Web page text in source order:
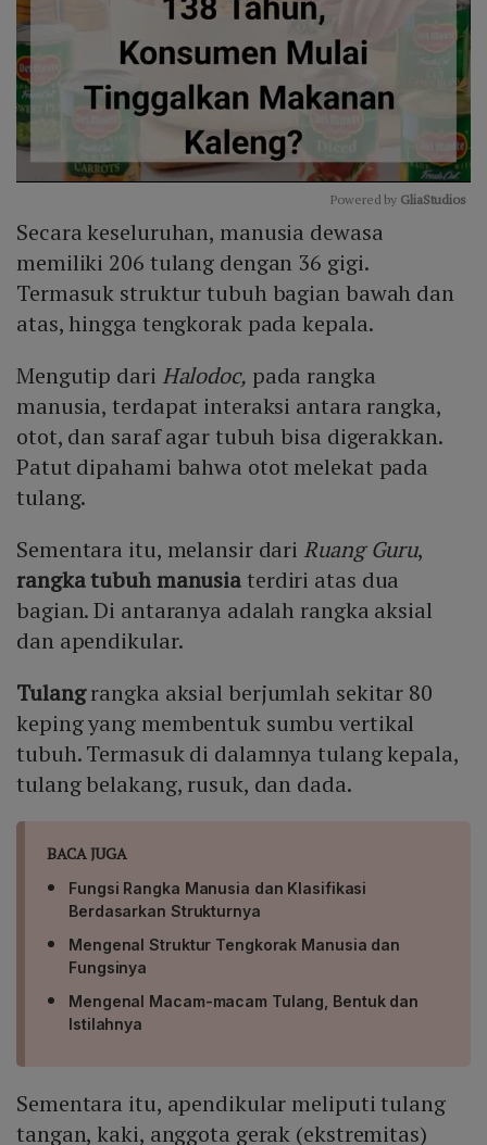
Powered by GliaStudios
Secara keseluruhan, manusia dewasa
memiliki 206 tulang dengan 36 gigi.
Termasuk struktur tubuh bagian bawah dan
atas, hingga tengkorak pada kepala.
Mengutip dari Halodoc, pada rangka
manusia, terdapat interaksi antara rangka,
otot, dan saraf agar tubuh bisa digerakkan.
Patut dipahami bahwa otot melekat pada
tulang.
Sementara itu, melansir dari Ruang Guru,
rangka tubuh manusiaterdiri atas dua
bagian. Di antaranya adalah rangka aksial
dan apendikular.
Tulangrangka aksial berjumlah sekitar 80
keping yang membentuk sumbu vertikal
tubuh. Termasuk di dalamnya tulang kepala,
tulang belakang, rusuk, dan dada.
BACA JUGA
Fungsi Rangka Manusia dan Klasifikasi
Berdasarkan Strukturnya
Mengenal Struktur Tengkorak Manusia dan
Fungsinya
Mengenal Macam-macam Tulang, Bentuk dan
Istilahnya
Sementara itu, apendikular meliputi tulang
tangan, kaki, anggota gerak (ekstremitas)